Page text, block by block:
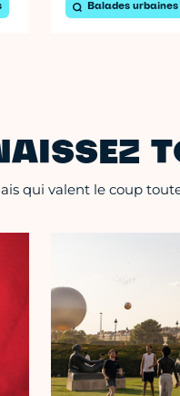
Balades urbaines
qui valent le coup